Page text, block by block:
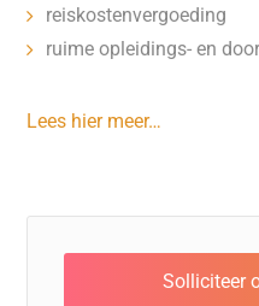
reiskostenvergoeding
ruime opleidings- en
Lees hier meer…